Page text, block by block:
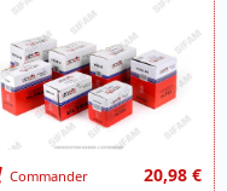
Commander 20,98 €